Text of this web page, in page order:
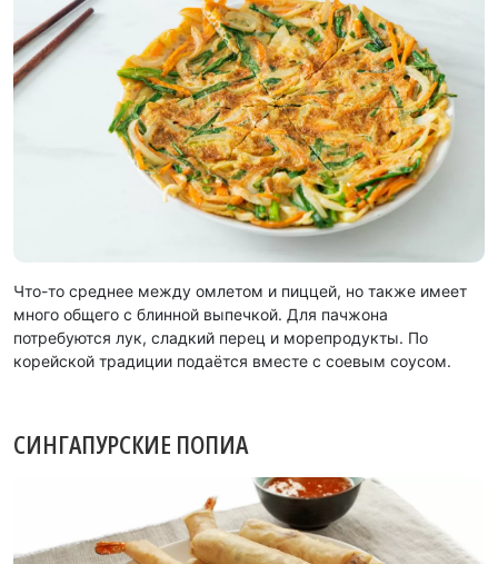
Что-то среднее между омлетом и пиццей, но также имеет
много общего с блинной выпечкой. Для пачжона
потребуются лук, сладкий перец и морепродукты. По
корейской традиции подаётся вместе с соевым соусом.
СИНГАПУРСКИЕ ПОПИА